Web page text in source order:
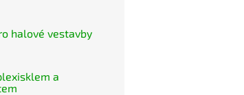
halové vestavby
a